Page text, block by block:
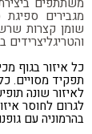
מגבירים ספיגת
שומן קצרות
כל איזור בגוף
תפקיד מסויים.
לאיזור שונה
לגרום לחוסר
בהרמוניה עם